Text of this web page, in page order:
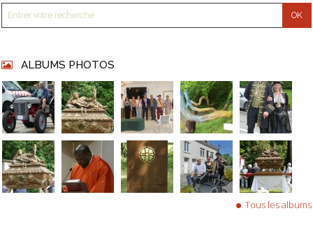
ALBUMS PHOTOS
Tous les albums